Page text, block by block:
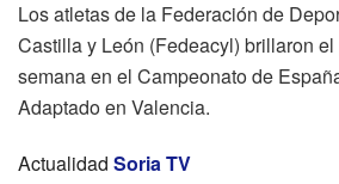
Los atletas de la Federación de
Castilla y León (Fedeacyl) brillaron
semana en el Campeonato de
Adaptado en Valencia.
Actualidad Soria TV